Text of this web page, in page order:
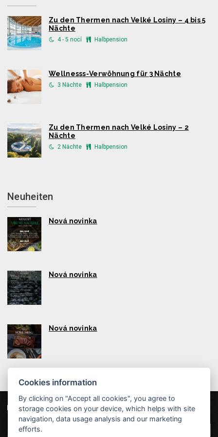
Zu den Thermen nach Velké Losiny – 4 bis 5
Nächte
4 - 5 nocí Halbpension
Wellnesss-Verwöhnung für 3 Nächte
3 Nächte Halbpension
Zu den Thermen nach Velké Losiny – 2
Nächte
2 Nächte Halbpension
Neuheiten
Nová novinka
Nová novinka
Nová novinka
Hotel Červenohorské sedlo
Kouty nad Desnou 80, 788 11 Loučná nad
Unsere Partner
| Projekt EU
Cookies information
By clicking on "Accept all cookies", you agree to
storage cookies on your device, which helps with site
navigation, data usage analysis and our marketing
efforts.